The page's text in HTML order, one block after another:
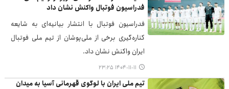
فدراسیون فوتبال واکنش نشان داد
فدراسیون فوتبال با انتشار بیانیه‌ای به شایعه
کناره‌گیری برخی از ملی‌پوشان از تیم ملی فوتبال
ایران واکنش نشان داد.
۱۴۰۴-۱۱-۱۱ ۲۳:۲۵
تیم ملی ایران با لوگوی قهرمانی آسیا به میدان